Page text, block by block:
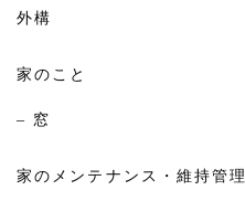
外構
家のこと
– 窓
家のメンテナンス・維持管理